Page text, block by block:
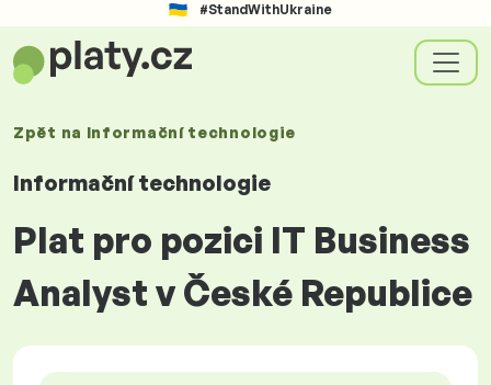
#StandWithUkraine
Zpět na Informační technologie
Informační technologie
Plat pro pozici IT Business
Analyst v České Republice